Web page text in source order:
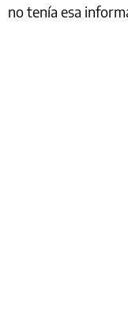
no tenía esa